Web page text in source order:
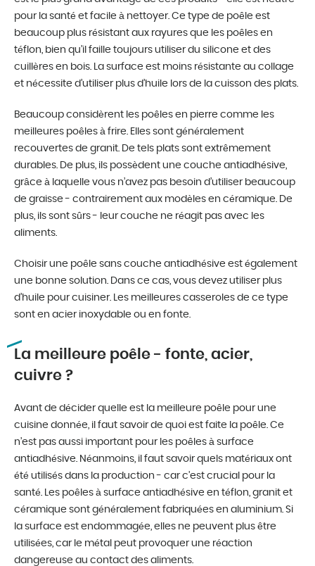
pour la santé et facile à nettoyer. Ce type de poêle est
beaucoup plus résistant aux rayures que les poêles en
téflon, bien qu’il faille toujours utiliser du silicone et des
cuillères en bois. La surface est moins résistante au collage
et nécessite d’utiliser plus d’huile lors de la cuisson des plats.
Beaucoup considèrent les poêles en pierre comme les
meilleures poêles à frire. Elles sont généralement
recouvertes de granit. De tels plats sont extrêmement
durables. De plus, ils possèdent une couche antiadhésive,
grâce à laquelle vous n’avez pas besoin d’utiliser beaucoup
de graisse - contrairement aux modèles en céramique. De
plus, ils sont sûrs - leur couche ne réagit pas avec les
aliments.
Choisir une poêle sans couche antiadhésive est également
une bonne solution. Dans ce cas, vous devez utiliser plus
d’huile pour cuisiner. Les meilleures casseroles de ce type
sont en acier inoxydable ou en fonte.
La meilleure poêle - fonte, acier,
cuivre ?
Avant de décider quelle est la meilleure poêle pour une
cuisine donnée, il faut savoir de quoi est faite la poêle. Ce
n’est pas aussi important pour les poêles à surface
antiadhésive. Néanmoins, il faut savoir quels matériaux ont
été utilisés dans la production - car c’est crucial pour la
santé. Les poêles à surface antiadhésive en téflon, granit et
céramique sont généralement fabriquées en aluminium. Si
la surface est endommagée, elles ne peuvent plus être
utilisées, car le métal peut provoquer une réaction
dangereuse au contact des aliments.